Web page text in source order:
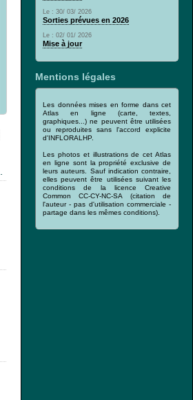
Le : 30/ 03/ 2026
Sorties prévues en 2026
Le : 02/ 01/ 2026
Mise à jour
Mentions légales
Les données mises en forme dans cet
Atlas en ligne (carte, textes,
graphiques...) ne peuvent être utilisées
ou reproduites sans l'accord explicite
d'INFLORALHP.
Les photos et illustrations de cet Atlas
en ligne sont la propriété exclusive de
leurs auteurs. Sauf indication contraire,
elles peuvent être utilisées suivant les
conditions de la licence Creative
Common CC-CY-NC-SA (citation de
l'auteur - pas d'utilisation commerciale -
partage dans les mêmes conditions).